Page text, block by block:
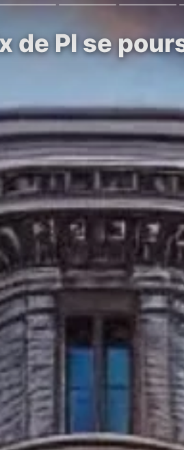
de PI se